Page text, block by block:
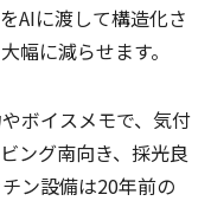
AIに渡して構造化さ
幅に減らせます。
ボイスメモで、気付
ング南向き、採光良
ン設備は20年前の